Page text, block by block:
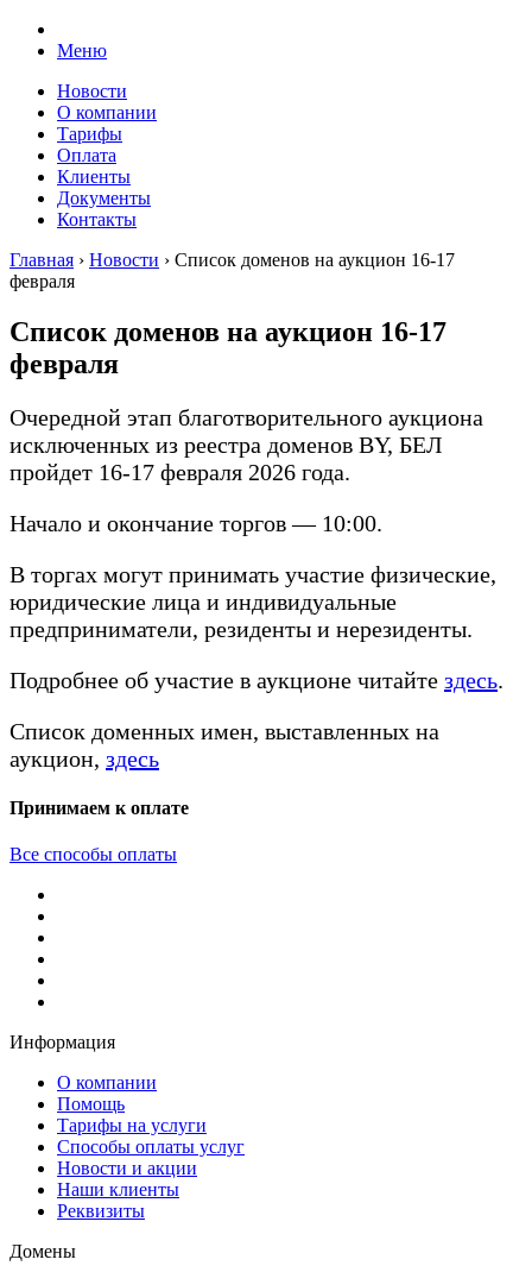
Меню
Новости
О компании
Тарифы
Оплата
Клиенты
Документы
Контакты
Главная › Новости › Список доменов на аукцион 16-17
февраля
Список доменов на аукцион 16-17
февраля
Очередной этап благотворительного аукциона
исключенных из реестра доменов BY, БЕЛ
пройдет 16-17 февраля 2026 года.
Начало и окончание торгов — 10:00.
В торгах могут принимать участие физические,
юридические лица и индивидуальные
предприниматели, резиденты и нерезиденты.
Подробнее об участие в аукционе читайте здесь.
Список доменных имен, выставленных на
аукцион, здесь
Принимаем к оплате
Все способы оплаты
Информация
О компании
Помощь
Тарифы на услуги
Способы оплаты услуг
Новости и акции
Наши клиенты
Реквизиты
Домены